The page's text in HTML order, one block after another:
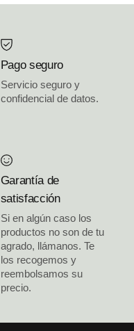
Pago seguro
Servicio seguro y
confidencial de datos.
Garantía de
satisfacción
Si en algún caso los
productos no son de tu
agrado, llámanos. Te
los recogemos y
reembolsamos su
precio.